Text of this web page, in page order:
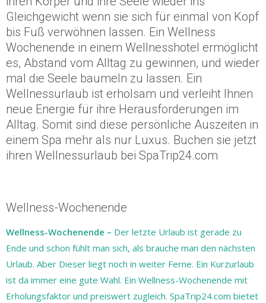
Gleichgewicht wenn sie sich für einmal von Kopf
bis Fuß verwöhnen lassen. Ein Wellness
Wochenende in einem Wellnesshotel ermöglicht
es, Abstand vom Alltag zu gewinnen, und wieder
mal die Seele baumeln zu lassen. Ein
Wellnessurlaub ist erholsam und verleiht Ihnen
neue Energie für ihre Herausforderungen im
Alltag. Somit sind diese persönliche Auszeiten in
einem Spa mehr als nur Luxus. Buchen sie jetzt
ihren Wellnessurlaub bei SpaTrip24.com
Wellness-Wochenende
Wellness-Wochenende – Der letzte Urlaub ist gerade zu
Ende und schon fühlt man sich, als brauche man den nächsten
Urlaub. Aber Dieser liegt noch in weiter Ferne. Ein Kurzurlaub
ist da immer eine gute Wahl. Ein Wellness-Wochenende mit
Erholungsfaktor und preiswert zugleich. SpaTrip24.com bietet